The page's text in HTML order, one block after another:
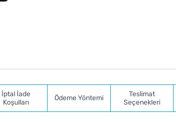
İptal İade
Koşulları
Ödeme Yöntemi
Teslimat
Seçenekleri